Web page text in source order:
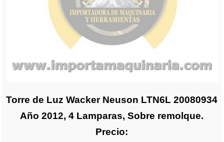
Torre de Luz Wacker Neuson LTN6L 20080934
Año 2012, 4 Lamparas, Sobre remolque.
Precio: